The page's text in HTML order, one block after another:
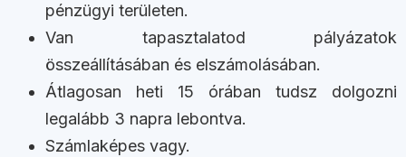
pénzügyi területen.
Van tapasztalatod pályázatok
összeállításában és elszámolásában.
Átlagosan heti 15 órában tudsz dolgozni
legalább 3 napra lebontva.
Számlaképes vagy.